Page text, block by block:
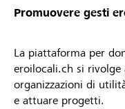
Promuovere gesti
La piattaforma per
eroilocali.ch si rivolge
organizzazioni di
e attuare progetti.